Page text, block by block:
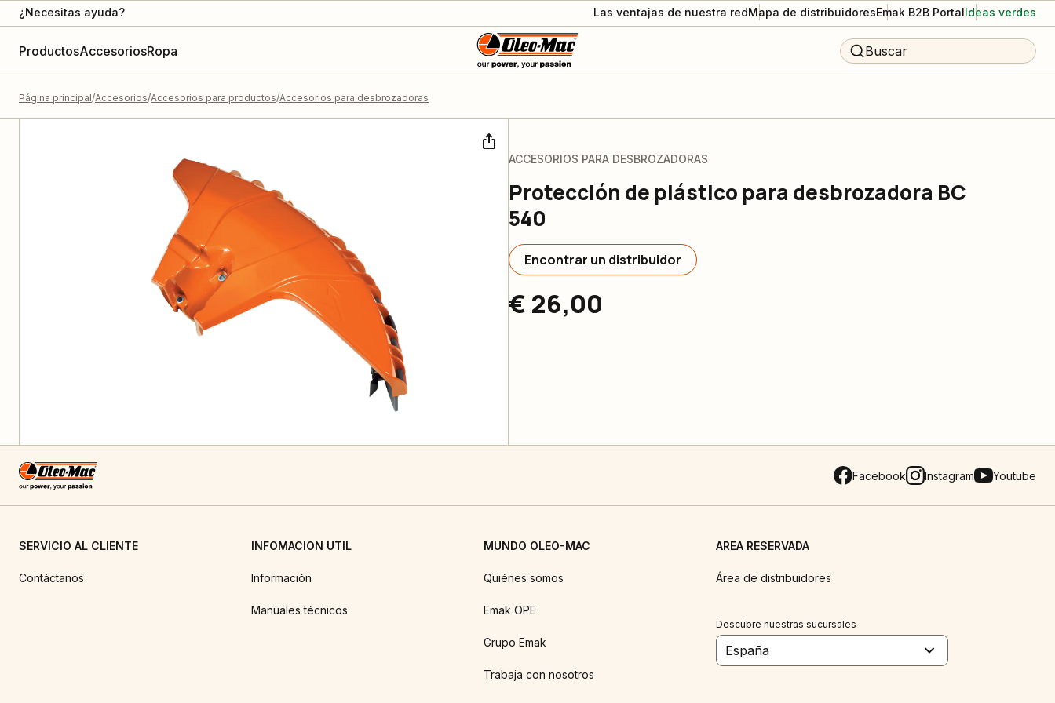
¿Necesitas ayuda? Las ventajas de nuestra redMapa de distribuidoresEmak B2B PortalIdeas verdes
ProductosAccesoriosRopa Buscar
Página principal Accesorios Accesorios para productos Accesorios para desbrozadoras
ACCESORIOS PARA DESBROZADORAS
Protección de plástico para desbrozadora BC
540
Encontrar un distribuidor
€ 26,00
Facebook Instagram Youtube
SERVICIO AL CLIENTE
Contáctanos
INFOMACION UTIL
Información
Manuales técnicos
MUNDO OLEO-MAC
Quiénes somos
Emak OPE
Grupo Emak
Trabaja con nosotros
AREA RESERVADA
Área de distribuidores
Descubre nuestras sucursales
España